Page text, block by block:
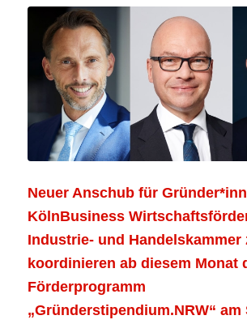
Neuer Anschub für
KölnBusiness
Industrie- und Handelskammer
koordinieren ab diesem Monat
Förderprogramm
„Gründerstipendium.NRW“ am